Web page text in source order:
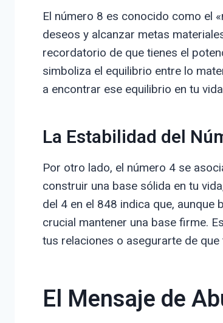
El número 8 es conocido como el
deseos y alcanzar metas
recordatorio de que tienes el
simboliza el equilibrio entre lo
a encontrar ese equilibrio en tu
La Estabilidad del
Por otro lado, el número 4 se
construir una base sólida en tu
del 4 en el 848 indica que, aunque
crucial mantener una base firme.
tus relaciones o asegurarte de
El Mensaje de